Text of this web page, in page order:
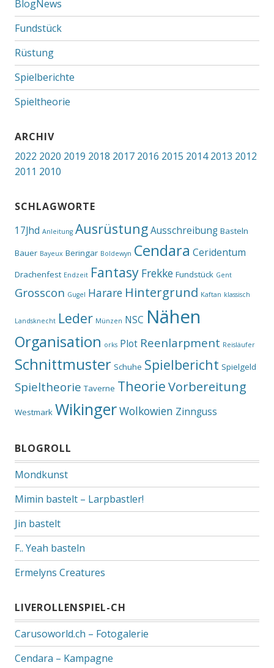
BlogNews
Fundstück
Rüstung
Spielberichte
Spieltheorie
ARCHIV
2022 2020 2019 2018 2017 2016 2015 2014 2013 2012
2011 2010
SCHLAGWORTE
17Jhd Anleitung Ausrüstung Ausschreibung Basteln
Bauer Bayeux Beringar Boldewyn Cendara Ceridentum
Drachenfest Endzeit Fantasy Frekke Fundstück Gent
Grosscon Gugel Harare Hintergrund Kaftan klassisch
Landsknecht Leder Münzen NSC Nähen
Organisation orks Plot Reenlarpment Reisläufer
Schnittmuster Schuhe Spielbericht Spielgeld
Spieltheorie Taverne TheorieVorbereitung
Westmark WikingerWolkowien Zinnguss
BLOGROLL
Mondkunst
Mimin bastelt – Larpbastler!
Jin bastelt
F.. Yeah basteln
Ermelyns Creatures
LIVEROLLENSPIEL-CH
Carusoworld.ch – Fotogalerie
Cendara – Kampagne